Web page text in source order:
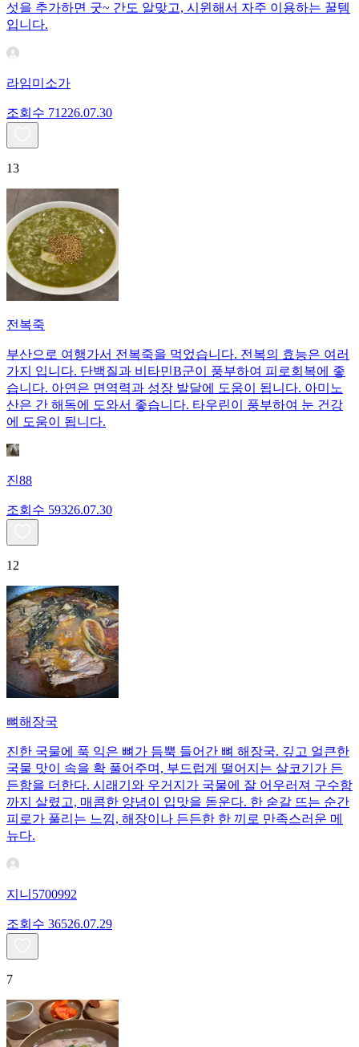
섯을 추가하면 굿~ 간도 알맞고, 시윈해서 자주 이용하는 꿀템
입니다.
라임미소가
조회수 71226.07.30
13
전복죽
부산으로 여행가서 전복죽을 먹었습니다. 전복의 효능은 여러
가지 입니다. 단백질과 비타민B군이 풍부하여 피로회복에 좋
습니다. 아연은 면역력과 성장 발달에 도움이 됩니다. 아미노
산은 간 해독에 도와서 좋습니다. 타우린이 풍부하여 눈 건강
에 도움이 됩니다.
진88
조회수 59326.07.30
12
뼈해장국
진한 국물에 푹 익은 뼈가 듬뿍 들어간 뼈 해장국. 깊고 얼큰한
국물 맛이 속을 확 풀어주며, 부드럽게 떨어지는 살코기가 든
든함을 더한다. 시래기와 우거지가 국물에 잘 어우러져 구수함
까지 살렸고, 매콤한 양념이 입맛을 돋운다. 한 숟갈 뜨는 순간
피로가 풀리는 느낌, 해장이나 든든한 한 끼로 만족스러운 메
뉴다.
지니5700992
조회수 36526.07.29
7